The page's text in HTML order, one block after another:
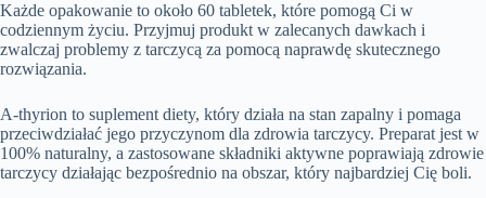
Każde opakowanie to około 60 tabletek, które pomogą Ci w
codziennym życiu. Przyjmuj produkt w zalecanych dawkach i
zwalczaj problemy z tarczycą za pomocą naprawdę skutecznego
rozwiązania.
A-thyrion to suplement diety, który działa na stan zapalny i pomaga
przeciwdziałać jego przyczynom dla zdrowia tarczycy. Preparat jest w
100% naturalny, a zastosowane składniki aktywne poprawiają zdrowie
tarczycy działając bezpośrednio na obszar, który najbardziej Cię boli.